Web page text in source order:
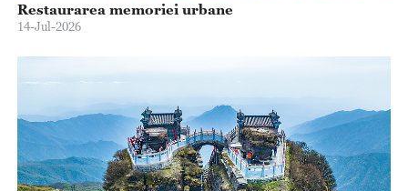
Restaurarea memoriei urbane
14-Jul-2026